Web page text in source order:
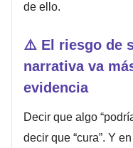
de ello.
⚠️ El riesgo de
narrativa va
evidencia
Decir que algo
decir que “cura”. Y